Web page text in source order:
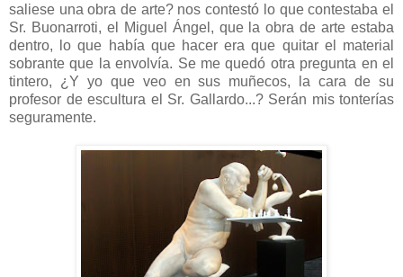
saliese una obra de arte? nos contestó lo que contestaba el
Sr. Buonarroti, el Miguel Ángel, que la obra de arte estaba
dentro, lo que había que hacer era que quitar el material
sobrante que la envolvía. Se me quedó otra pregunta en el
tintero, ¿Y yo que veo en sus muñecos, la cara de su
profesor de escultura el Sr. Gallardo...? Serán mis tonterías
seguramente.